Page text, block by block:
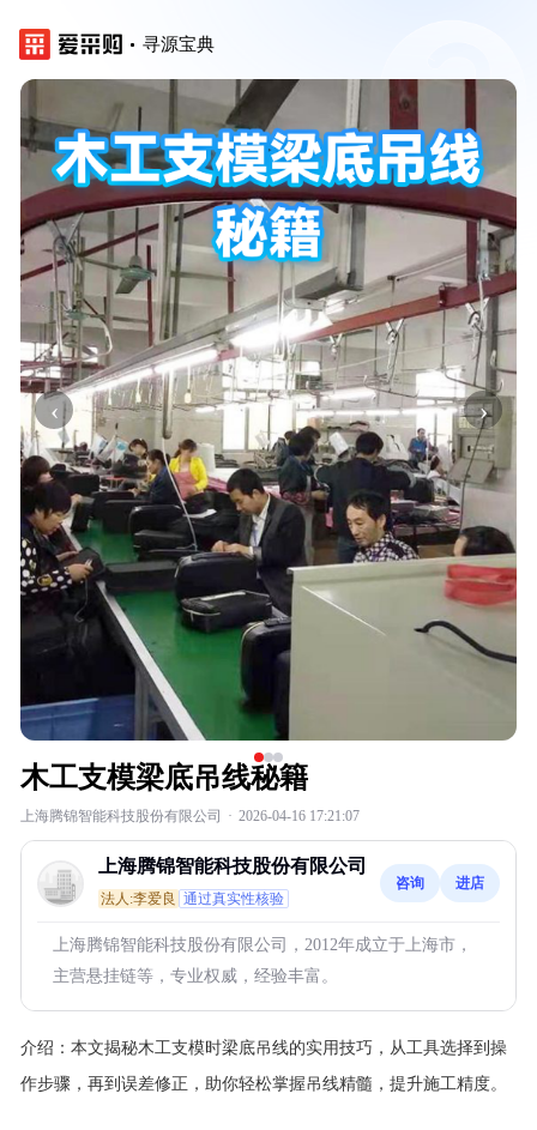
寻源宝典
‹ ›
木工支模梁底吊线秘籍
上海腾锦智能科技股份有限公司 · 2026-04-16 17:21:07
上海腾锦智能科技股份有限公司
法人:李爱良 通过真实性核验
咨询 进店
上海腾锦智能科技股份有限公司，2012年成立于上海市，
主营悬挂链等，专业权威，经验丰富。
介绍： 本文揭秘木工支模时梁底吊线的实用技巧，从工具选择到操
作步骤，再到误差修正，助你轻松掌握吊线精髓，提升施工精度。